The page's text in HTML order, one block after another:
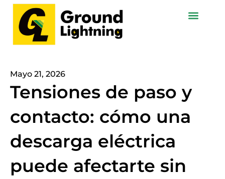
contenido
Mayo 21, 2026
Tensiones de paso y
contacto: cómo una
descarga eléctrica
puede afectarte sin